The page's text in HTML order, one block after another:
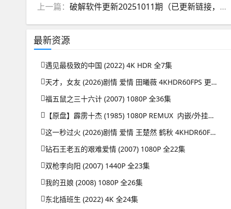
上一篇： 破解软件更新20251011期（已更新链接，可重新保存更新）
最新资源
遇见最极致的中国 (2022) 4K HDR 全7集
天才，女友 (2026)剧情 爱情 田曦薇 4KHDR60FPS 更新08集
福五鼠之三十六计 (2007) 1080P 全36集
【原盘】霹雳十杰 (1985) 1080P REMUX 内嵌/外挂简中字幕
这一秒过火 (2026)剧情 爱情 王楚然 鹤秋 4KHDR60FPS 更新26集
钻石王老五的艰难爱情 (2007) 1080P 全22集
双枪李向阳 (2007) 1440P 全23集
我的丑娘 (2008) 1080P 全26集
东北插班生 (2022) 4K 全24集